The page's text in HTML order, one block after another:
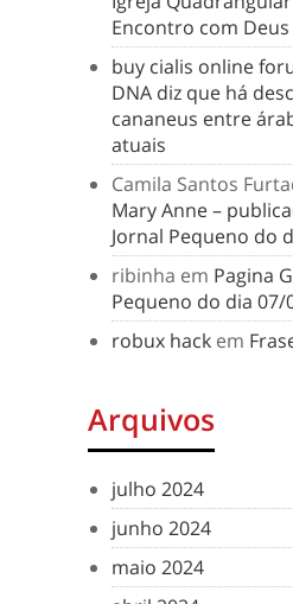
Encontro com Deus
buy cialis online
DNA diz que há
cananeus entre
atuais
Camila Santos
Mary Anne –
Jornal Pequeno do
ribinha em Pagina
Pequeno do dia 07/
robux hack em
Arquivos
julho 2024
junho 2024
maio 2024